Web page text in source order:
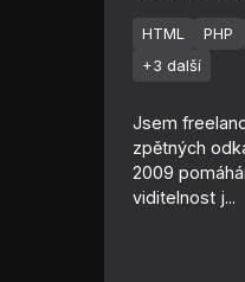
HTML PHP
+3 další
Jsem
zpětných
2009
viditelnost j...